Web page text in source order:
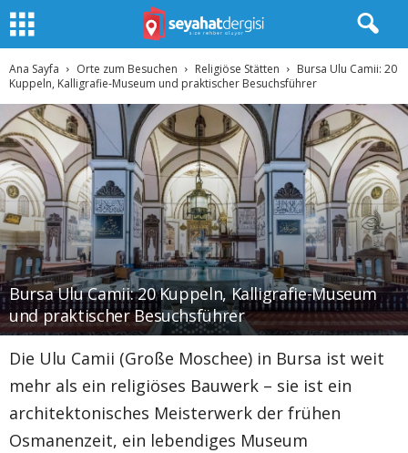
Ana Sayfa Orte zum Besuchen Religiöse Stätten
Bursa Ulu Camii: 20
Kuppeln, Kalligrafie-Museum und praktischer Besuchsführer
Bursa Ulu Camii: 20 Kuppeln, Kalligrafie-Museum
und praktischer Besuchsführer
Die Ulu Camii (Große Moschee) in Bursa ist weit
mehr als ein religiöses Bauwerk – sie ist ein
architektonisches Meisterwerk der frühen
Osmanenzeit, ein lebendiges Museum